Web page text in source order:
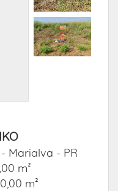
Marialva - PR
m²
m²